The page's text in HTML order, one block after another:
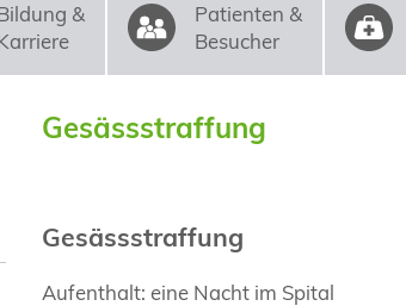
&
Patienten &
Besucher
Gesässstraffung
Gesässstraffung
Aufenthalt: eine Nacht im Spital